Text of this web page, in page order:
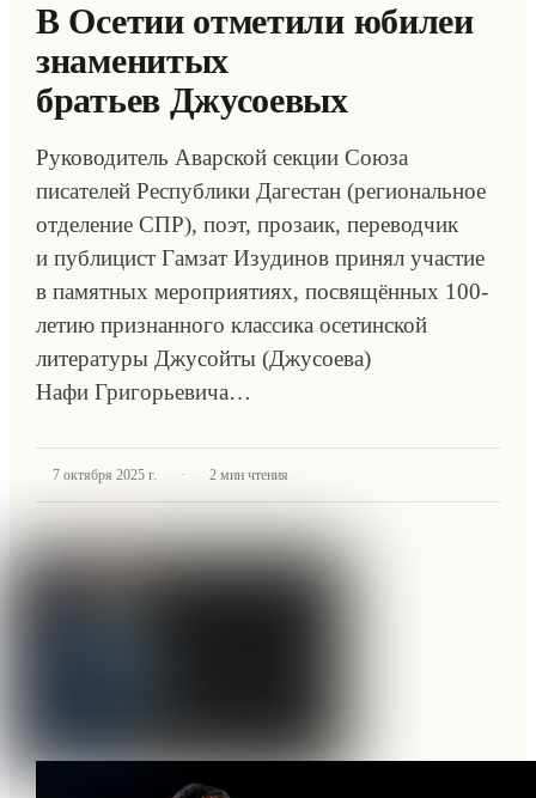
В Осетии отметили юбилеи
знаменитых
братьев Джусоевых
Руководитель Аварской секции Союза
писателей Республики Дагестан (региональное
отделение СПР), поэт, прозаик, переводчик
и публицист Гамзат Изудинов принял участие
в памятных мероприятиях, посвящённых 100-
летию признанного классика осетинской
литературы Джусойты (Джусоева)
Нафи Григорьевича…
7 октября 2025 г. · 2 мин чтения